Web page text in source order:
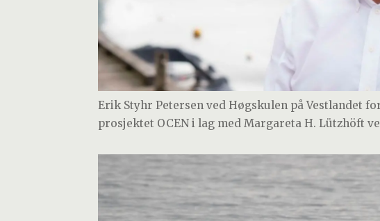
Erik Styhr Petersen ved Høgskulen på Vestlandet
prosjektet OCEN i lag med Margareta H. Lützhöft